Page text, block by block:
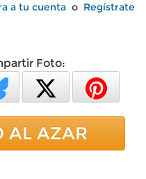
a tu cuenta o Regístrate
Foto:
AL AZAR